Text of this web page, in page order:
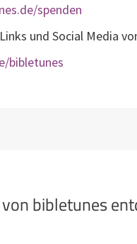
spenden
und Social Media
bibletunes
bibletunes